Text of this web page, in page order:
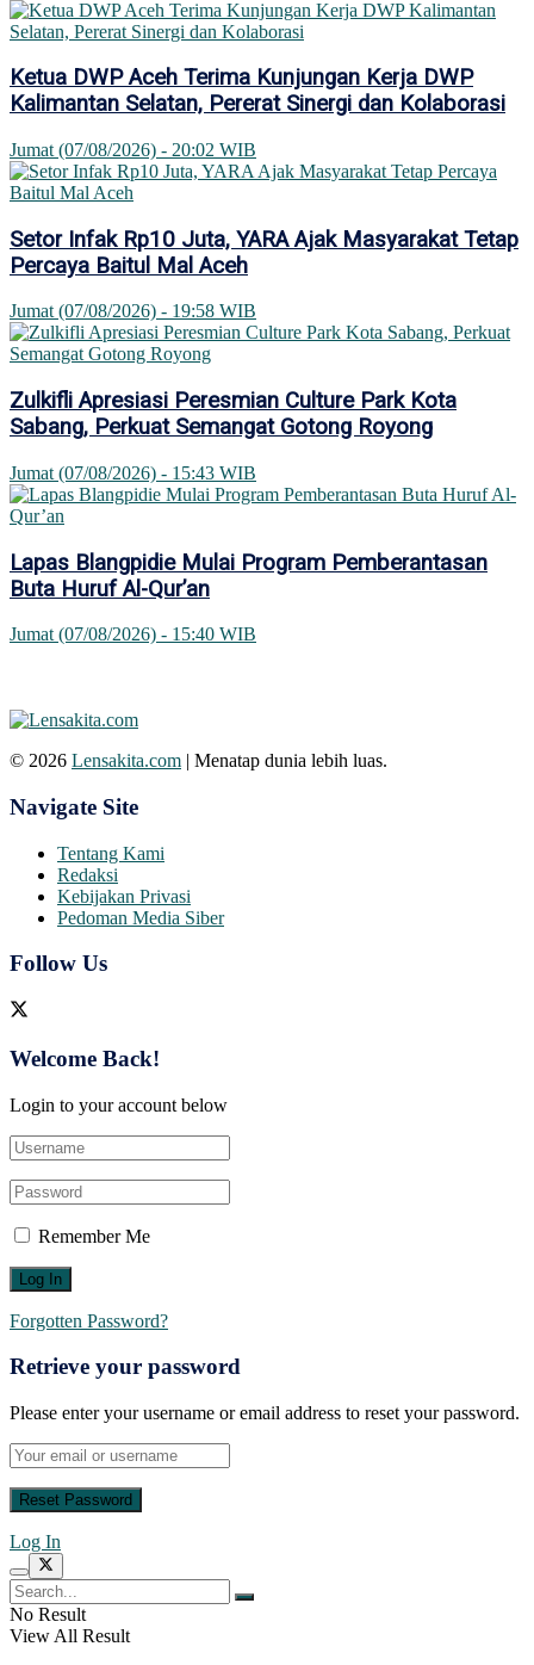
Ketua DWP Aceh Terima Kunjungan Kerja DWP
Kalimantan Selatan, Pererat Sinergi dan Kolaborasi
Jumat (07/08/2026) - 20:02 WIB
Setor Infak Rp10 Juta, YARA Ajak Masyarakat Tetap
Percaya Baitul Mal Aceh
Jumat (07/08/2026) - 19:58 WIB
Zulkifli Apresiasi Peresmian Culture Park Kota
Sabang, Perkuat Semangat Gotong Royong
Jumat (07/08/2026) - 15:43 WIB
Lapas Blangpidie Mulai Program Pemberantasan
Buta Huruf Al-Qur’an
Jumat (07/08/2026) - 15:40 WIB
© 2026 Lensakita.com | Menatap dunia lebih luas.
Navigate Site
Tentang Kami
Redaksi
Kebijakan Privasi
Pedoman Media Siber
Follow Us
Welcome Back!
Login to your account below
Remember Me
Forgotten Password?
Retrieve your password
Please enter your username or email address to reset your password.
Log In
No Result
View All Result